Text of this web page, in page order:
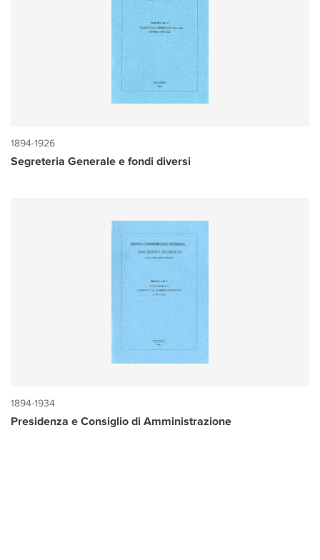
1894-1926
Segreteria Generale e fondi diversi
1894-1934
Presidenza e Consiglio di Amministrazione